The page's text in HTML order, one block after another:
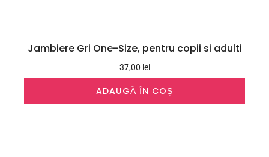
Jambiere Gri One-Size, pentru copii si adulti
37,00 lei
ADAUGĂ ÎN COȘ